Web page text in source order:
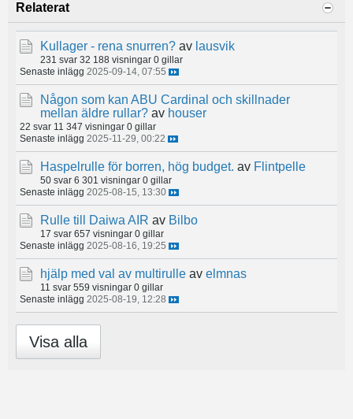
Relaterat
Kullager - rena snurren? av lausvik
231 svar 32 188 visningar 0 gillar
Senaste inlägg 2025-09-14, 07:55
Någon som kan ABU Cardinal och skillnader
mellan äldre rullar? av houser
22 svar 11 347 visningar 0 gillar
Senaste inlägg 2025-11-29, 00:22
Haspelrulle för borren, hög budget. av Flintpelle
50 svar 6 301 visningar 0 gillar
Senaste inlägg 2025-08-15, 13:30
Rulle till Daiwa AIR av Bilbo
17 svar 657 visningar 0 gillar
Senaste inlägg 2025-08-16, 19:25
hjälp med val av multirulle av elmnas
11 svar 559 visningar 0 gillar
Senaste inlägg 2025-08-19, 12:28
Visa alla